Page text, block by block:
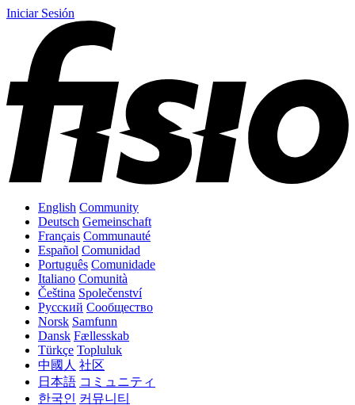
Iniciar Sesión
English Community
Deutsch Gemeinschaft
Français Communauté
Español Comunidad
Português Comunidade
Italiano Comunità
Čeština Společenství
Русский Сообщество
Norsk Samfunn
Dansk Fællesskab
Türkçe Topluluk
中國人 社区
日本語 コミュニティ
한국인 커뮤니티